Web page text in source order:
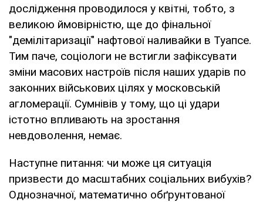
дослідження проводилося у квітні, тобто, з
великою ймовірністю, ще до фінальної
"демілітаризації" нафтової наливайки в Туапсе.
Тим паче, соціологи не встигли зафіксувати
зміни масових настроїв після наших ударів по
законних військових цілях у московській
агломерації. Сумнівів у тому, що ці удари
істотно впливають на зростання
невдоволення, немає.
Наступне питання: чи може ця ситуація
призвести до масштабних соціальних вибухів?
Однозначної, математично обґрунтованої